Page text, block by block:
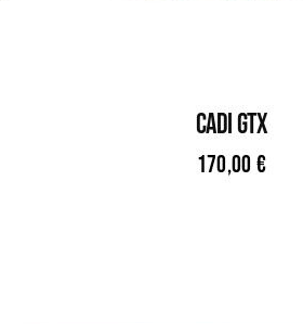
CADI GTX
170,00 €